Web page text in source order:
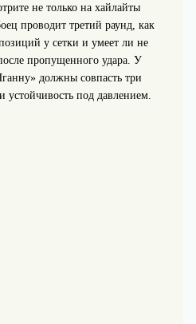
не только на хайлайты
проводит третий раунд, как
у сетки и умеет ли не
пропущенного удара. У
должны совпасть три
устойчивость под давлением.